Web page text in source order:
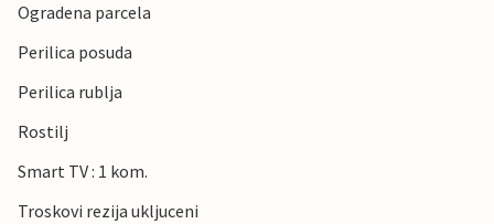
Ogradena parcela
Perilica posuda
Perilica rublja
Rostilj
Smart TV : 1 kom.
Troskovi rezija ukljuceni